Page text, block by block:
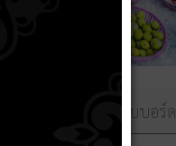
เว็บบอร์ด